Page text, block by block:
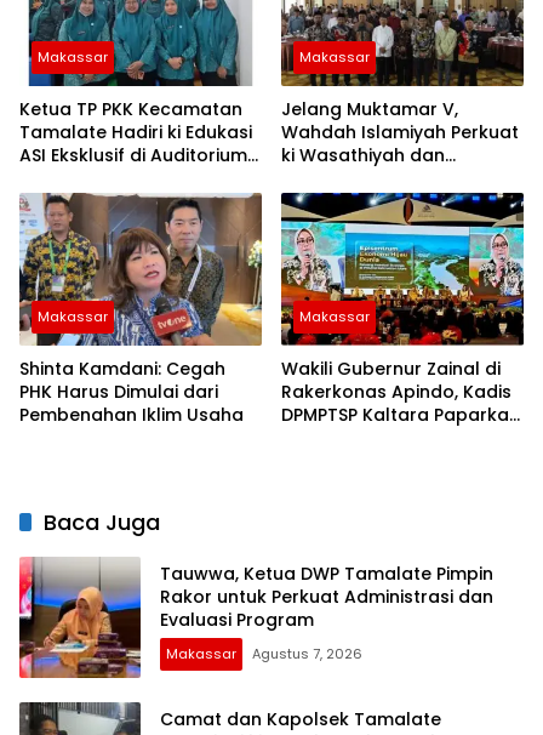
Makassar
Ketua TP PKK Kecamatan
Tamalate Hadiri ki Edukasi
ASI Eksklusif di Auditorium
Makassar
Jelang Muktamar V,
Wahdah Islamiyah Perkuat
ki Wasathiyah dan
Makassar
Shinta Kamdani: Cegah
PHK Harus Dimulai dari
Pembenahan Iklim Usaha
Makassar
Wakili Gubernur Zainal di
Rakerkonas Apindo, Kadis
DPMPTSP Kaltara Paparkan
Baca Juga
Tauwwa, Ketua DWP Tamalate Pimpin
Rakor untuk Perkuat Administrasi dan
Evaluasi Program
Makassar Agustus 7, 2026
Camat dan Kapolsek Tamalate